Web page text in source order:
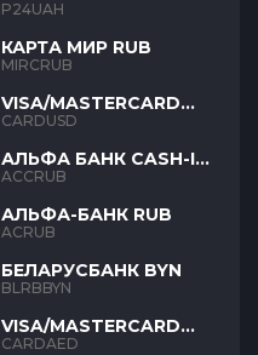
P24UAH
КАРТА МИР RUB
MIRCRUB
VISA/MASTERCARD
USD
CARDUSD
АЛЬФА БАНК CASH-IN
RUB
ACCRUB
АЛЬФА-БАНК RUB
ACRUB
БЕЛАРУСБАНК BYN
BLRBBYN
VISA/MASTERCARD
AED
CARDAED